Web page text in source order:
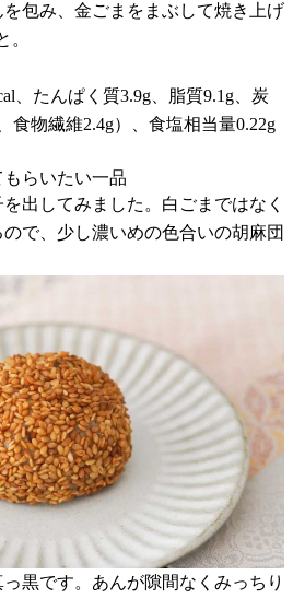
包み、金ごまをまぶして焼き上げ
。
、たんぱく質3.9g、脂質9.1g、炭
食物繊維2.4g）、食塩相当量0.22g
らいたい一品
出してみました。白ごまではなく
で、少し濃いめの色合いの胡麻団
黒です。あんが隙間なくみっちり